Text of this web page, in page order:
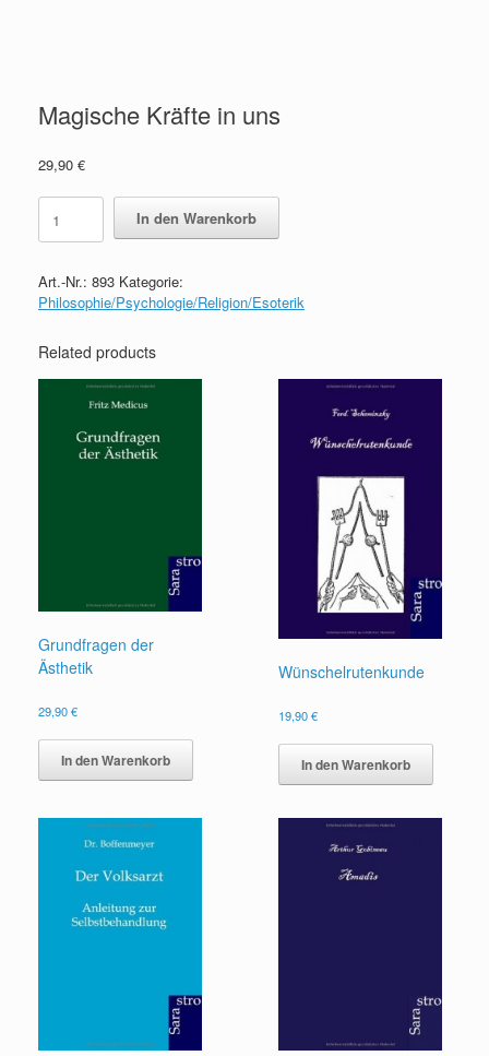
Magische Kräfte in uns
29,90 €
Magische
Kräfte
in
quantity
In den Warenkorb
Art.-Nr.: 893 Kategorie:
Philosophie/Psychologie/Religion/Esoterik
Related products
Grundfragen der
Ästhetik
29,90€
In den Warenkorb
Wünschelrutenkunde
19,90€
In den Warenkorb